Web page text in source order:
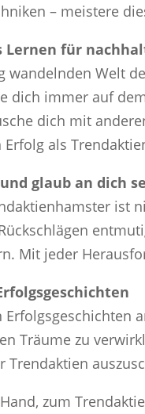
– meistere
für
wandelnden Welt
dich immer auf
dich mit
als
glaub an dich
ist
Mit jeder
Erfolgsgeschichten
Träume zu
Trendaktien
zum